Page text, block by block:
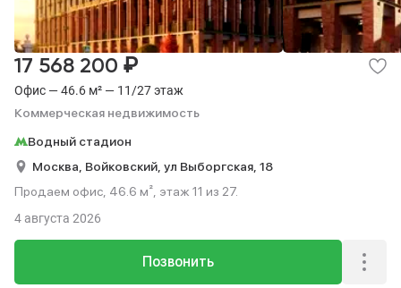
Офис — 46.6 м² — 11/27 этаж
Коммерческая недвижимость
17 568 200 ₽
Водный стадион
Москва, Войковский, ул Выборгская, 18
Продаем офис, 46.6 м², этаж 11 из 27.
Позвонить
4 августа 2026